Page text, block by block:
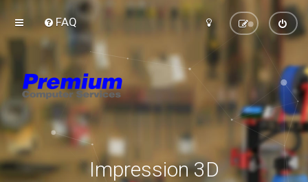
FAQ
Impression 3D